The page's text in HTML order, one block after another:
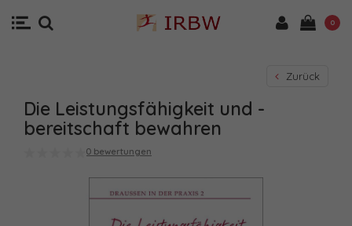
0
Zurück
Die Leistungsfähigkeit und -
bereitschaft bewahren
0 bewertungen